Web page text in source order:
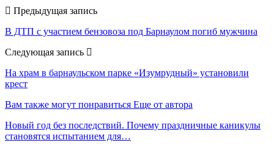
Предыдущая запись
В ДТП с участием бензовоза под Барнаулом погиб мужчина
Следующая запись
На храм в барнаульском парке «Изумрудный» установили
крест
Вам также могут понравиться Еще от автора
Новый год без последствий. Почему праздничные каникулы
становятся испытанием для…